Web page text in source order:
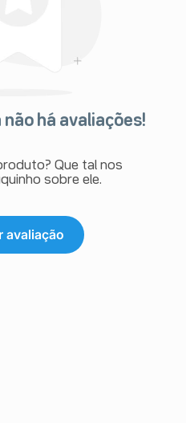
há avaliações!
Que tal nos
sobre ele.
avaliação